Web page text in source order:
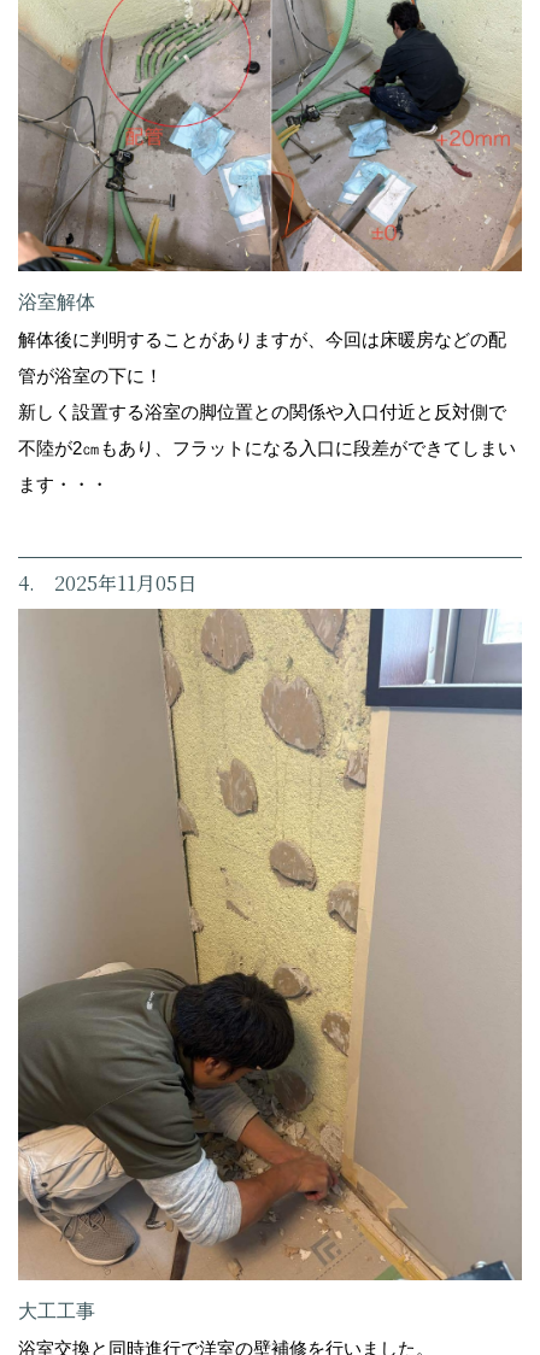
浴室解体
解体後に判明することがありますが、今回は床暖房などの配
管が浴室の下に！
新しく設置する浴室の脚位置との関係や入口付近と反対側で
不陸が2㎝もあり、フラットになる入口に段差ができてしまい
ます・・・
4. 2025年11月05日
大工工事
浴室交換と同時進行で洋室の壁補修を行いました。